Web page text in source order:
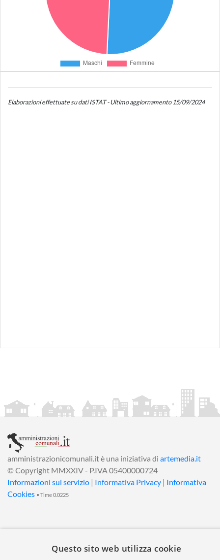
Elaborazioni effettuate su dati ISTAT - Ultimo aggiornamento 15/09/2024
amministrazionicomunali.it è una iniziativa di artemedia.it
© Copyright MMXXIV - P.IVA 05400000724
Informazioni sul servizio | Informativa Privacy | Informativa
Cookies • Time 0.0225
Questo sito web utilizza cookie